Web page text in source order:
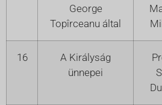
George
Topîrceanu által
16
A Királyság
ünnepei